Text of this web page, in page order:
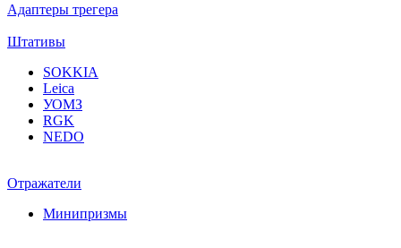
Адаптеры трегера
Штативы
SOKKIA
Leica
УОМЗ
RGK
NEDO
Отражатели
Минипризмы